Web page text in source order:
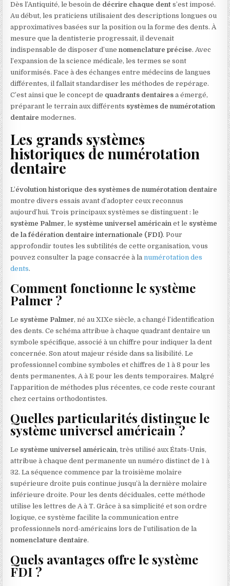
Dès l’Antiquité, le besoin de décrire chaque dent s’est imposé.
Au début, les praticiens utilisaient des descriptions longues ou
approximatives basées sur la position ou la forme des dents. À
mesure que la dentisterie progressait, il devenait
indispensable de disposer d’unenomenclature précise. Avec
l’expansion de la science médicale, les termes se sont
uniformisés. Face à des échanges entre médecins de langues
différentes, il fallait standardiser les méthodes de repérage.
C’est ainsi que le concept de quadrants dentaires a émergé,
préparant le terrain aux différents systèmes de numérotation
dentaire modernes.
Les grands systèmes
historiques de numérotation
dentaire
L’évolution historique des systèmes de numérotation dentaire
montre divers essais avant d’adopter ceux reconnus
aujourd’hui. Trois principaux systèmes se distinguent : le
système Palmer, le système universel américain et le système
de la fédération dentaire internationale (FDI). Pour
approfondir toutes les subtilités de cette organisation, vous
pouvez consulter la page consacrée à lanumérotation des
dents.
Comment fonctionne le système
Palmer ?
Le système Palmer, né au XIXe siècle, a changé l’identification
des dents. Ce schéma attribue à chaque quadrant dentaire un
symbole spécifique, associé à un chiffre pour indiquer la dent
concernée. Son atout majeur réside dans sa lisibilité. Le
professionnel combine symboles et chiffres de 1 à 8 pour les
dents permanentes, A à E pour les dents temporaires. Malgré
l’apparition de méthodes plus récentes, ce code reste courant
chez certains orthodontistes.
Quelles particularités distingue le
système universel américain ?
Le système universel américain, très utilisé aux États-Unis,
attribue à chaque dent permanente un numéro distinct de 1 à
32. La séquence commence par la troisième molaire
supérieure droite puis continue jusqu’à la dernière molaire
inférieure droite. Pour les dents déciduales, cette méthode
utilise les lettres de A à T. Grâce à sa simplicité et son ordre
logique, ce système facilite la communication entre
professionnels nord-américains lors de l’utilisation de la
nomenclature dentaire.
Quels avantages offre le système
FDI ?